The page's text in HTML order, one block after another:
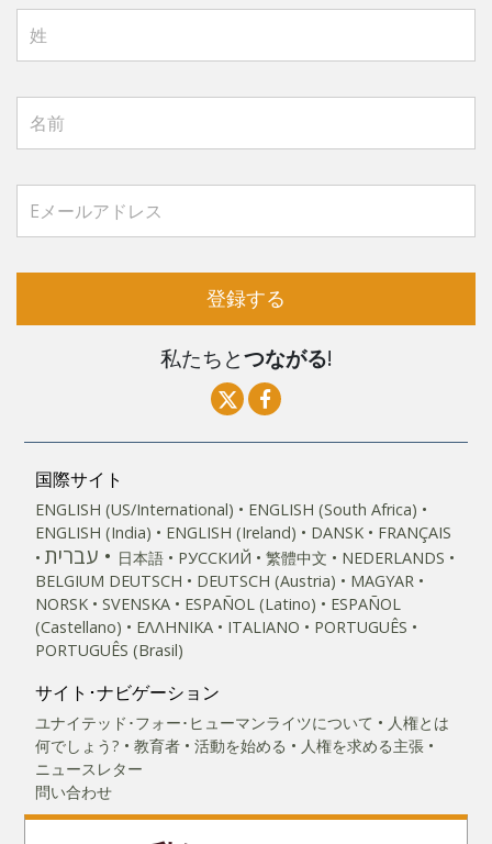
登録する
私たちとつながる!
国際サイト
ENGLISH (US/International)
ENGLISH (South Africa)
ENGLISH (India)
ENGLISH (Ireland) DANSK FRANÇAIS
עברית 日本語 РУССКИЙ 繁體中文
NEDERLANDS
BELGIUM DEUTSCH DEUTSCH (Austria)
MAGYAR
NORSK
SVENSKA ESPAÑOL (Latino)
ESPAÑOL
(Castellano)
ΕΛΛΗΝΙΚA ITALIANO
PORTUGUÊS
PORTUGUÊS (Brasil)‎
サイト･ナビゲーション
ユナイテッド･フォー･ヒューマンライツについて
人権とは
何でしょう?
教育者 活動を始める
人権を求める主張
ニュースレター
問い合わせ